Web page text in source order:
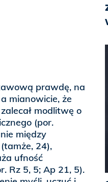
prawdę, na
mianowicie, że
modlitwę o
(por.
między
24),
ufność
Rz 5, 5; Ap 21, 5).